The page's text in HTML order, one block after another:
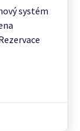
systém